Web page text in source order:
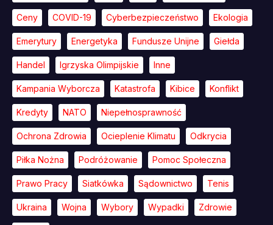
Ceny COVID-19 Cyberbezpieczeństwo Ekologia
Emerytury Energetyka Fundusze Unijne Giełda
Handel Igrzyska Olimpijskie Inne
Kampania Wyborcza Katastrofa Kibice Konflikt
Kredyty NATO Niepełnosprawność
Ochrona Zdrowia Ocieplenie Klimatu Odkrycia
Piłka Nożna Podróżowanie Pomoc Społeczna
Prawo Pracy Siatkówka Sądownictwo Tenis
Ukraina Wojna Wybory Wypadki Zdrowie